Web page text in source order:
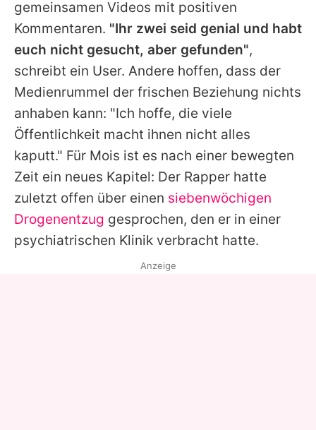
gemeinsamen Videos mit positiven
Kommentaren. "Ihr zwei seid genial und habt
euch nicht gesucht, aber gefunden",
schreibt ein User. Andere hoffen, dass der
Medienrummel der frischen Beziehung nichts
anhaben kann: "Ich hoffe, die viele
Öffentlichkeit macht ihnen nicht alles
kaputt." Für Mois ist es nach einer bewegten
Zeit ein neues Kapitel: Der Rapper hatte
zuletzt offen über einen siebenwöchigen
Drogenentzug gesprochen, den er in einer
psychiatrischen Klinik verbracht hatte.
Anzeige